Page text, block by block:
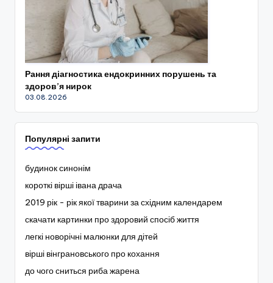
Рання діагностика ендокринних порушень та
здоров’я нирок
03.08.2026
Популярні запити
будинок синонім
короткі вірші івана драча
2019 рік - рік якої тварини за східним календарем
скачати картинки про здоровий спосіб життя
легкі новорічні малюнки для дітей
вірші вінграновського про кохання
до чого сниться риба жарена